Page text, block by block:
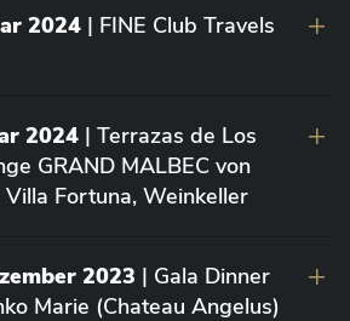
2024 | FINE Club Travels
2024 | Terrazas de Los
GRAND MALBEC von
Fortuna, Weinkeller
2023 | Gala Dinner
Marie (Chateau Angelus)